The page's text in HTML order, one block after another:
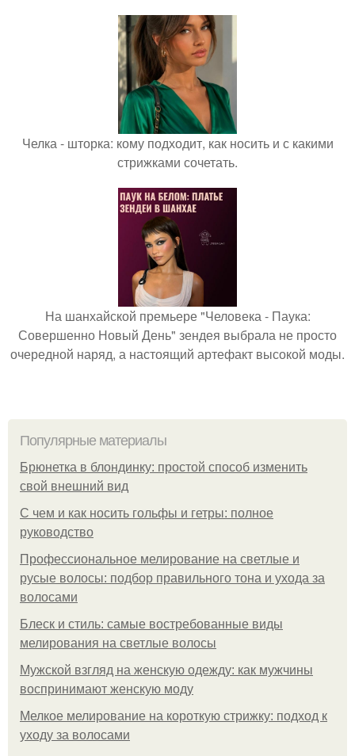
Челка - шторка: кому подходит, как носить и с какими
стрижками сочетать.
На шанхайской премьере "Человека - Паука:
Совершенно Новый День" зендея выбрала не просто
очередной наряд, а настоящий артефакт высокой моды.
Популярные материалы
Брюнетка в блондинку: простой способ изменить
свой внешний вид
С чем и как носить гольфы и гетры: полное
руководство
Профессиональное мелирование на светлые и
русые волосы: подбор правильного тона и ухода за
волосами
Блеск и стиль: самые востребованные виды
мелирования на светлые волосы
Мужской взгляд на женскую одежду: как мужчины
воспринимают женскую моду
Мелкое мелирование на короткую стрижку: подход к
уходу за волосами